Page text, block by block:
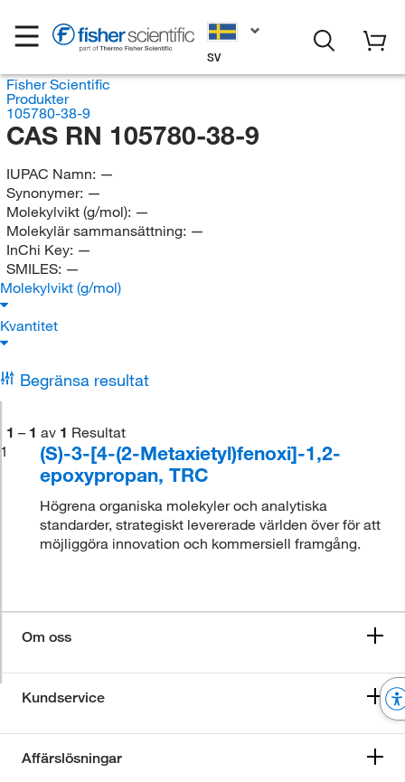
SV
Fisher Scientific
Produkter
105780-38-9
CAS RN 105780-38-9
IUPAC Namn: —
Synonymer: —
Molekylvikt (g/mol): —
Molekylär sammansättning: —
InChi Key: —
SMILES: —
Molekylvikt (g/mol)
Kvantitet
Begränsa resultat
1 – 1 av 1 Resultat
1
(S)-3-[4-(2-Metaxietyl)fenoxi]-1,2-
epoxypropan, TRC
Högrena organiska molekyler och analytiska
standarder, strategiskt levererade världen över för att
möjliggöra innovation och kommersiell framgång.
Om oss
Kundservice
Affärslösningar